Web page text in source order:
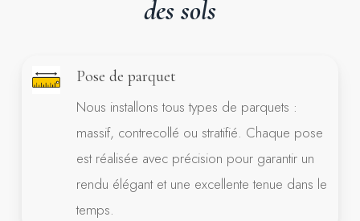
dessols
Pose de parquet
Nous installons tous types de parquets :
massif, contrecollé ou stratifié. Chaque pose
est réalisée avec précision pour garantir un
rendu élégant et une excellente tenue dans le
temps.